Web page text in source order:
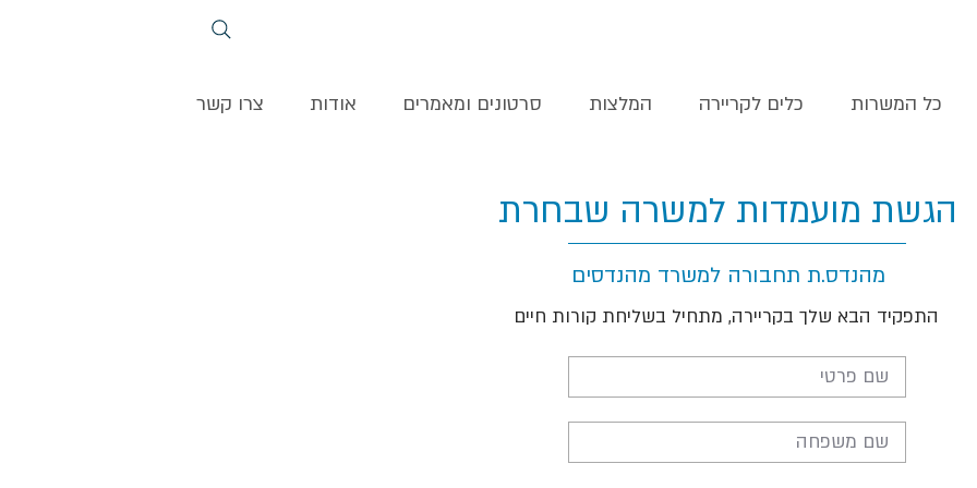
כל המשרות כלים לקריירה המלצות סרטונים ומאמרים אודות צרו קשר
הגשת מועמדות למשרה שבחרת
מהנדס.ת תחבורה למשרד מהנדסים
התפקיד הבא שלך בקריירה, מתחיל בשליחת קורות חיים